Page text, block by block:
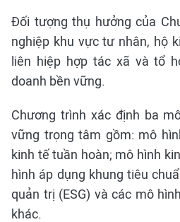
Đối tượng thụ hưởng của
nghiệp khu vực tư nhân, hộ
liên hiệp hợp tác xã và tổ
doanh bền vững.
Chương trình xác định ba
vững trọng tâm gồm: mô
kinh tế tuần hoàn; mô hình
hình áp dụng khung tiêu
quản trị (ESG) và các mô
khác.